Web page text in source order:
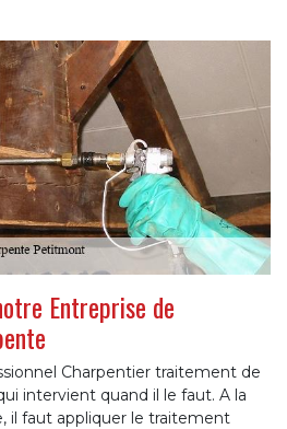
Entreprise de
Charpentier traitement de
intervient quand il le faut. A la
il faut appliquer le traitement